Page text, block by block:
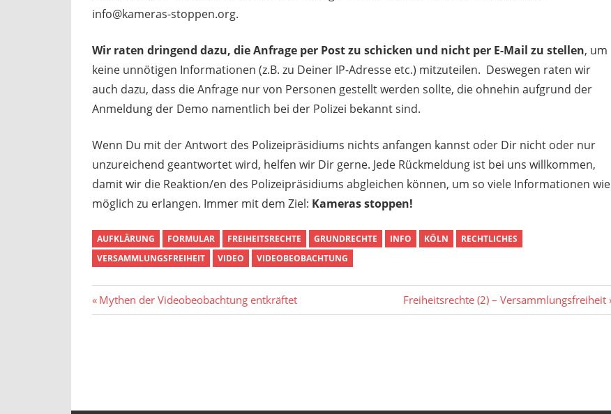
info@kameras-stoppen.org.
Wir raten dringend dazu, die Anfrage per Post zu schicken und nicht per E-Mail zu stellen, um
keine unnötigen Informationen (z.B. zu Deiner IP-Adresse etc.) mitzuteilen. Deswegen raten wir
auch dazu, dass die Anfrage nur von Personen gestellt werden sollte, die ohnehin aufgrund der
Anmeldung der Demo namentlich bei der Polizei bekannt sind.
Wenn Du mit der Antwort des Polizeipräsidiums nichts anfangen kannst oder Dir nicht oder nur
unzureichend geantwortet wird, helfen wir Dir gerne. Jede Rückmeldung ist bei uns willkommen,
damit wir die Reaktion/en des Polizeipräsidiums abgleichen können, um so viele Informationen wie
möglich zu erlangen. Immer mit dem Ziel: Kameras stoppen!
AUFKLÄRUNG FORMULAR FREIHEITSRECHTE GRUNDRECHTE INFO KÖLN
RECHTLICHES
VERSAMMLUNGSFREIHEIT
VIDEO VIDEOBEOBACHTUNG
Beitragsnavigation
Vorheriger
Beitrag:
Mythen der Videobeobachtung entkräftet
Nächster
Beitrag:
Freiheitsrechte (2) – Versammlungsfreiheit